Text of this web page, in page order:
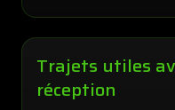
Trajets utiles
réception